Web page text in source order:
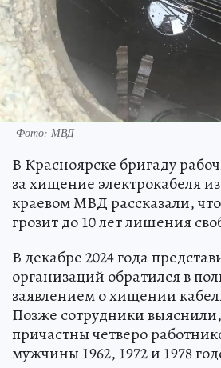
Фото: МВД
В Красноярске бригаду
за хищение электрокабеля
краевом МВД рассказали,
грозит до 10 лет лишения
В декабре 2024 года
организаций обратился в
заявлением о хищении
Позже сотрудники
причастны четверо
мужчины 1962, 1972 и 1978